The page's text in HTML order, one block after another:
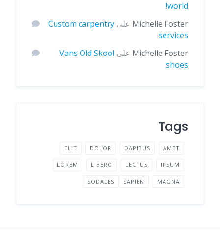
world!
Michelle Foster على Custom carpentry
services
Michelle Foster على Vans Old Skool
shoes
Tags
AMET
DAPIBUS
DOLOR
ELIT
IPSUM
LECTUS
LIBERO
LOREM
MAGNA
SAPIEN
SODALES